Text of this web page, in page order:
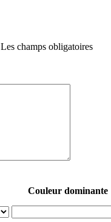
Les champs obligatoires
Couleur dominante